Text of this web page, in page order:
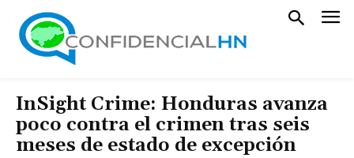
InSight Crime: Honduras avanza
poco contra el crimen tras seis
meses de estado de excepción